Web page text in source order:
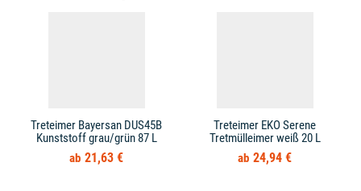
Treteimer Bayersan DUS45B
Kunststoff grau/grün 87 L
21,63 €
Treteimer EKO Serene
Tretmülleimer weiß 20 L
24,94 €